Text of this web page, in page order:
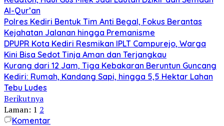
Al-Qur’an
Polres Kediri Bentuk Tim Anti Begal, Fokus Berantas
Kejahatan Jalanan hingga Premanisme
DPUPR Kota Kediri Resmikan IPLT Campurejo, Warga
Kini Bisa Sedot Tinja Aman dan Terjangkau
Kurang dari 12 Jam, Tiga Kebakaran Beruntun Guncang
Kediri: Rumah, Kandang Sapi, hingga 5,5 Hektar Lahan
Tebu Ludes
Berikutnya
Laman: 1 2
Komentar